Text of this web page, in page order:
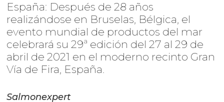
España: Después de 28 años
realizándose en Bruselas, Bélgica, el
evento mundial de productos del mar
celebrará su 29ª edición del 27 al 29 de
abril de 2021 en el moderno recinto Gran
Vía de Fira, España.
Salmonexpert